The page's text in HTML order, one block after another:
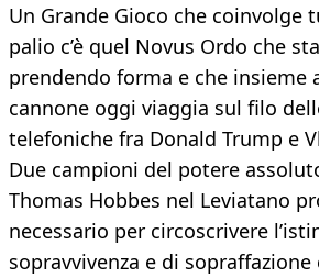
Un Grande Gioco che coinvolge
palio c’è quel Novus Ordo che
prendendo forma e che insieme
cannone oggi viaggia sul filo
telefoniche fra Donald Trump e
Due campioni del potere
Thomas Hobbes nel Leviatano
necessario per circoscrivere
sopravvivenza e di